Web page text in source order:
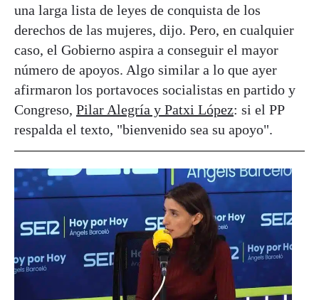
una larga lista de leyes de conquista de los
derechos de las mujeres, dijo. Pero, en cualquier
caso, el Gobierno aspira a conseguir el mayor
número de apoyos. Algo similar a lo que ayer
afirmaron los portavoces socialistas en partido y
Congreso, Pilar Alegría y Patxi López: si el PP
respalda el texto, "bienvenido sea su apoyo".